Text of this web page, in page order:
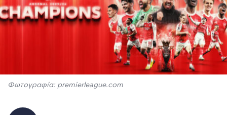
Φωτογραφία: premierleague.com